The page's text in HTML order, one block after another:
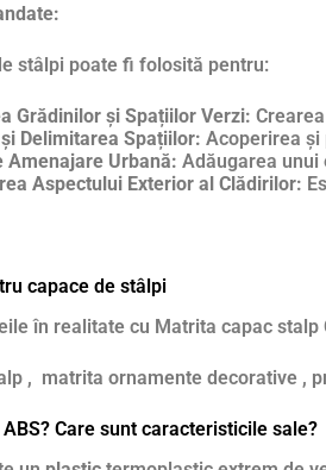
stâlpi poate fi folosită pentru:
Grădinilor și Spațiilor Verzi:
Delimitarea Spațiilor: Acoperirea
Amenajare Urbană: Adăugarea unui
Aspectului Exterior al Clădirilor:
capace de stâlpi
în realitate cu Matrita capac
, matrita ornamente decorative ,
Care sunt caracteristicile sale?